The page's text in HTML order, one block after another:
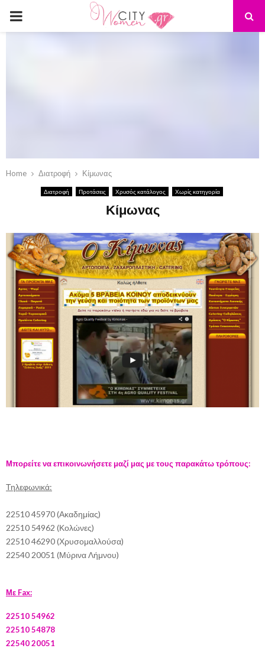
PRIMARY
Home Διατροφή Κίμωνας
Διατροφή Προτάσεις Χρυσός κατάλογος Χωρίς κατηγορία
Κίμωνας
Μπορείτε να επικοινωνήσετε μαζί μας με τους παρακάτω τρόπους:
Τηλεφωνικά:
22510 45970 (Ακαδημίας)
22510 54962 (Κολώνες)
22510 46290 (Χρυσομαλλούσα)
22540 20051 (Μύρινα Λήμνου)
Με Fax:
22510 54962
22510 54878
22540 20051